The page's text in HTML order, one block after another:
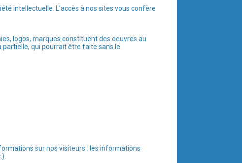
intellectuelle. L'accès à nos sites vous confère
logos, marques constituent des oeuvres au
qui pourrait être faite sans le
sur nos visiteurs : les informations